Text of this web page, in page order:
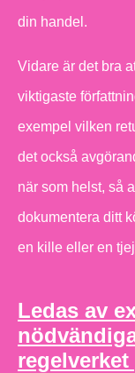
din handel.
Vidare är det bra
viktigaste
exempel vilken
det också
när som helst, så
dokumentera ditt
en kille eller en
Ledas av